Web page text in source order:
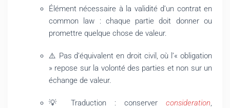
Élément nécessaire à la validité d’un contrat en
common law : chaque partie doit donner ou
promettre quelque chose de valeur.
⚠️ Pas d’équivalent en droit civil, où l’« obligation
» repose sur la volonté des parties et non sur un
échange de valeur.
💡 Traduction : conserver consideration,